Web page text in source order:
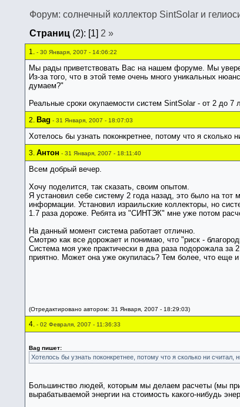
Форум: солнечный коллектор SintSolar и
Страниц(2): [1] 2 »
1. - 30 Января, 2007 - 14:06:22
Мы рады приветствовать Вас на нашем форуме. Мы
Из-за того, что в этой теме очень много уникальных
думаем?"
Реальные сроки окупаемости систем SintSolar - от 2 до 7
2. Bag - 31 Января, 2007 - 18:07:03
Хотелось бы узнать поконкретнее, потому что я сколько
3. Антон - 31 Января, 2007 - 18:11:40
Всем добрый вечер.
Хочу поделится, так сказать, своим опытом.
Я установил себе систему 2 года назад, это было на
информации. Установил израильские коллекторы, но
1.7 раза дороже. Ребята из "СИНТЭК" мне уже потом
На данный момент система работает отлично.
Смотрю как все дорожает и понимаю, что "риск -
Система моя уже практически в два раза подорожала за
приятно. Может она уже окупилась? Тем более, что еще и
(Отредактировано автором: 31 Января, 2007 - 18:29:03)
4. - 02 Февраля, 2007 - 11:36:33
Bag пишет:
Хотелось бы узнать поконкретнее, потому что я сколько ни
Большинство людей, которым мы делаем расчеты (мы
вырабатываемой энергии на стоимость какого-нибудь